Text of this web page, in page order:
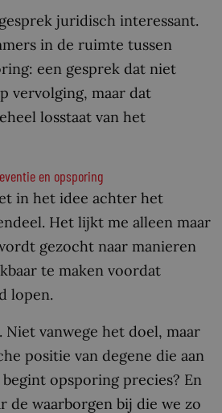
juridisch interessant.
in de ruimte tussen
een gesprek dat niet
vervolging, maar dat
losstaat van het
en opsporing
in het idee achter het
Het lijkt me alleen maar
gezocht naar manieren
te maken voordat
lopen.
vanwege het doel, maar
positie van degene die aan
opsporing precies? En
de waarborgen bij die we zo